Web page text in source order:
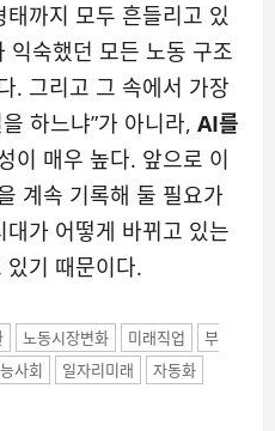
까지 모두 흔들리고 있
익숙했던 모든 노동 구조
. 그리고 그 속에서 가장
하느냐”가 아니라, AI를
이 매우 높다. 앞으로 이
계속 기록해 둘 필요가
가 어떻게 바뀌고 있는
기 때문이다.
노동시장변화 미래직업
부
사회 일자리미래
자동화